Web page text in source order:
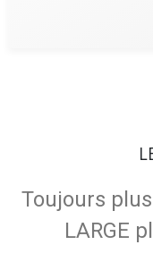
Toujours plus
LARGE